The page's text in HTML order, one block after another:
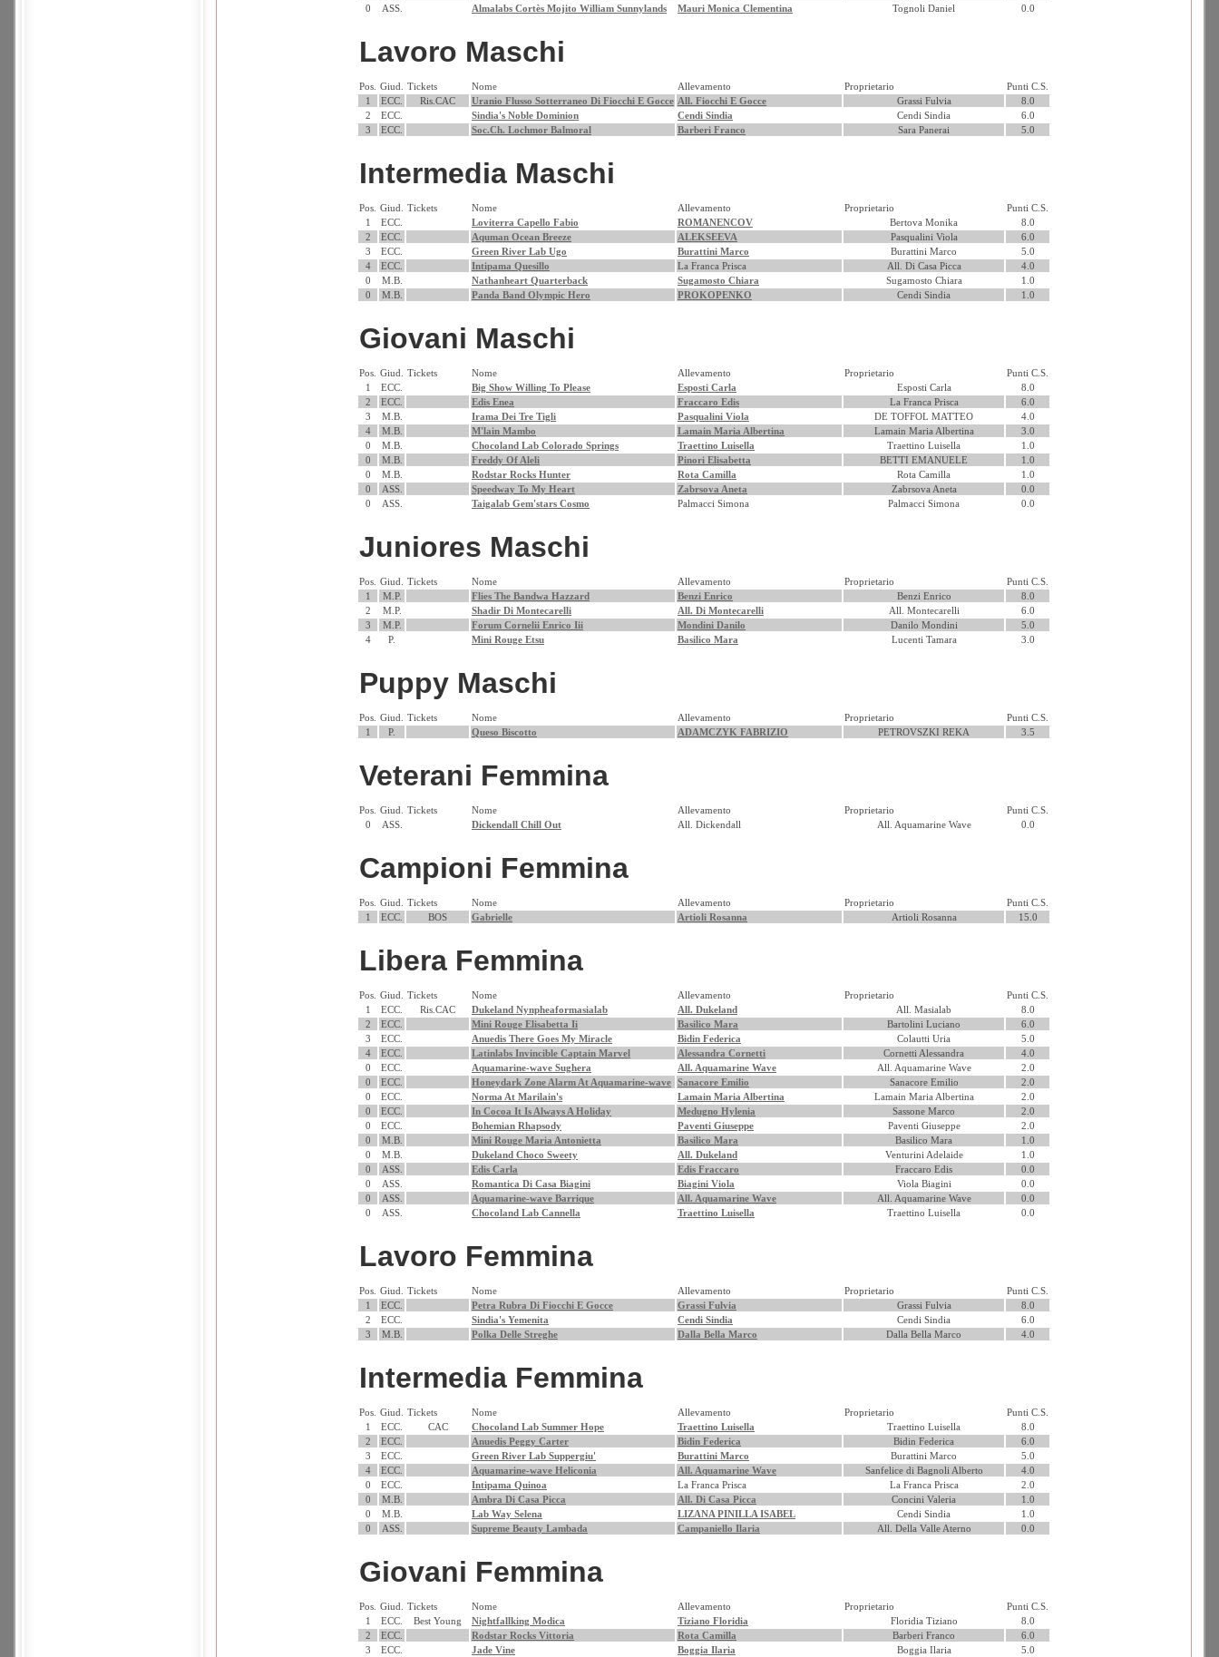
0
ASS. Almalabs Cortès Mojito William Sunnylands Mauri Monica Clementina Tognoli Daniel 0.0
Lavoro Maschi
Pos. Giud. Tickets Nome Allevamento Proprietario
Punti C.S.
1
ECC. Ris.CAC Uranio Flusso Sotterraneo Di Fiocchi E Gocce All. Fiocchi E Gocce Grassi Fulvia
8.0
2
ECC. Sindia's Noble Dominion Cendi Sindia Cendi Sindia
6.0
3
ECC. Soc.Ch. Lochmor Balmoral Barberi Franco Sara Panerai 5.0
Intermedia Maschi
Pos. Giud. Tickets Nome Allevamento Proprietario
Punti C.S.
1
ECC. Loviterra Capello Fabio ROMANENCOV Bertova Monika
8.0
2
ECC. Aquman Ocean Breeze ALEKSEEVA Pasqualini Viola
6.0
3
ECC. Green River Lab Ugo Burattini Marco Burattini Marco
5.0
4
ECC. Intipama Quesillo La Franca Prisca All. Di Casa Picca
4.0
0
M.B. Nathanheart Quarterback Sugamosto Chiara Sugamosto Chiara
1.0
0
M.B. Panda Band Olympic Hero PROKOPENKO Cendi Sindia 1.0
Giovani Maschi
Pos. Giud. Tickets Nome Allevamento Proprietario
Punti C.S.
1
ECC. Big Show Willing To Please Esposti Carla Esposti Carla
8.0
2
ECC. Edis Enea Fraccaro Edis La Franca Prisca
6.0
3
M.B. Irama Dei Tre Tigli Pasqualini Viola DE TOFFOL MATTEO
4.0
4
M.B. M'lain Mambo Lamain Maria Albertina Lamain Maria Albertina
3.0
0
M.B. Chocoland Lab Colorado Springs Traettino Luisella Traettino Luisella
1.0
0
M.B. Freddy Of Aleli Pinori Elisabetta BETTI EMANUELE
1.0
0
M.B. Rodstar Rocks Hunter Rota Camilla Rota Camilla
1.0
0
ASS. Speedway To My Heart Zabrsova Aneta Zabrsova Aneta
0.0
0
ASS. Taigalab Gem'stars Cosmo Palmacci Simona Palmacci Simona 0.0
Juniores Maschi
Pos. Giud. Tickets Nome Allevamento Proprietario
Punti C.S.
1
M.P. Flies The Bandwa Hazzard Benzi Enrico Benzi Enrico
8.0
2
M.P. Shadir Di Montecarelli All. Di Montecarelli All. Montecarelli
6.0
3
M.P. Forum Cornelii Enrico Iii Mondini Danilo Danilo Mondini
5.0
4
P. Mini Rouge Etsu Basilico Mara Lucenti Tamara 3.0
Puppy Maschi
Pos. Giud. Tickets Nome Allevamento Proprietario
Punti C.S.
1
P. Queso Biscotto ADAMCZYK FABRIZIO PETROVSZKI REKA 3.5
Veterani Femmina
Pos. Giud. Tickets Nome Allevamento Proprietario
Punti C.S.
0
ASS. Dickendall Chill Out All. Dickendall All. Aquamarine Wave 0.0
Campioni Femmina
Pos. Giud. Tickets Nome Allevamento Proprietario
Punti C.S.
1
ECC. BOS Gabrielle Artioli Rosanna Artioli Rosanna 15.0
Libera Femmina
Pos. Giud. Tickets Nome Allevamento Proprietario
Punti C.S.
1
ECC. Ris.CAC Dukeland Nynpheaformasialab All. Dukeland All. Masialab
8.0
2
ECC. Mini Rouge Elisabetta Ii Basilico Mara Bartolini Luciano
6.0
3
ECC. Anuedis There Goes My Miracle Bidin Federica Colautti Uria
5.0
4
ECC. Latinlabs Invincible Captain Marvel Alessandra Cornetti Cornetti Alessandra
4.0
0
ECC. Aquamarine-wave Sughera All. Aquamarine Wave All. Aquamarine Wave
2.0
0
ECC. Honeydark Zone Alarm At Aquamarine-wave Sanacore Emilio Sanacore Emilio
2.0
0
ECC. Norma At Marilain's Lamain Maria Albertina Lamain Maria Albertina
2.0
0
ECC. In Cocoa It Is Always A Holiday Medugno Hylenia Sassone Marco
2.0
0
ECC. Bohemian Rhapsody Paventi Giuseppe Paventi Giuseppe
2.0
0
M.B. Mini Rouge Maria Antonietta Basilico Mara Basilico Mara
1.0
0
M.B. Dukeland Choco Sweety All. Dukeland Venturini Adelaide
1.0
0
ASS. Edis Carla Edis Fraccaro Fraccaro Edis
0.0
0
ASS. Romantica Di Casa Biagini Biagini Viola Viola Biagini
0.0
0
ASS. Aquamarine-wave Barrique All. Aquamarine Wave All. Aquamarine Wave
0.0
0
ASS. Chocoland Lab Cannella Traettino Luisella Traettino Luisella 0.0
Lavoro Femmina
Pos. Giud. Tickets Nome Allevamento Proprietario
Punti C.S.
1
ECC. Petra Rubra Di Fiocchi E Gocce Grassi Fulvia Grassi Fulvia
8.0
2
ECC. Sindia's Yemenita Cendi Sindia Cendi Sindia
6.0
3
M.B. Polka Delle Streghe Dalla Bella Marco Dalla Bella Marco 4.0
Intermedia Femmina
Pos. Giud. Tickets Nome Allevamento Proprietario
Punti C.S.
1
ECC. CAC Chocoland Lab Summer Hope Traettino Luisella Traettino Luisella
8.0
2
ECC. Anuedis Peggy Carter Bidin Federica Bidin Federica
6.0
3
ECC. Green River Lab Suppergiu' Burattini Marco Burattini Marco
5.0
4
ECC. Aquamarine-wave Heliconia All. Aquamarine Wave Sanfelice di Bagnoli Alberto
4.0
0
ECC. Intipama Quinoa La Franca Prisca La Franca Prisca
2.0
0
M.B. Ambra Di Casa Picca All. Di Casa Picca Concini Valeria
1.0
0
M.B. Lab Way Selena LIZANA PINILLA ISABEL Cendi Sindia
1.0
0
ASS. Supreme Beauty Lambada Campaniello Ilaria All. Della Valle Aterno 0.0
Giovani Femmina
Pos. Giud. Tickets Nome Allevamento Proprietario
Punti C.S.
1
ECC. Best Young Nightfallking Modica Tiziano Floridia Floridia Tiziano
8.0
2
ECC. Rodstar Rocks Vittoria Rota Camilla Barberi Franco
6.0
3
ECC. Jade Vine Boggia Ilaria Boggia Ilaria 5.0